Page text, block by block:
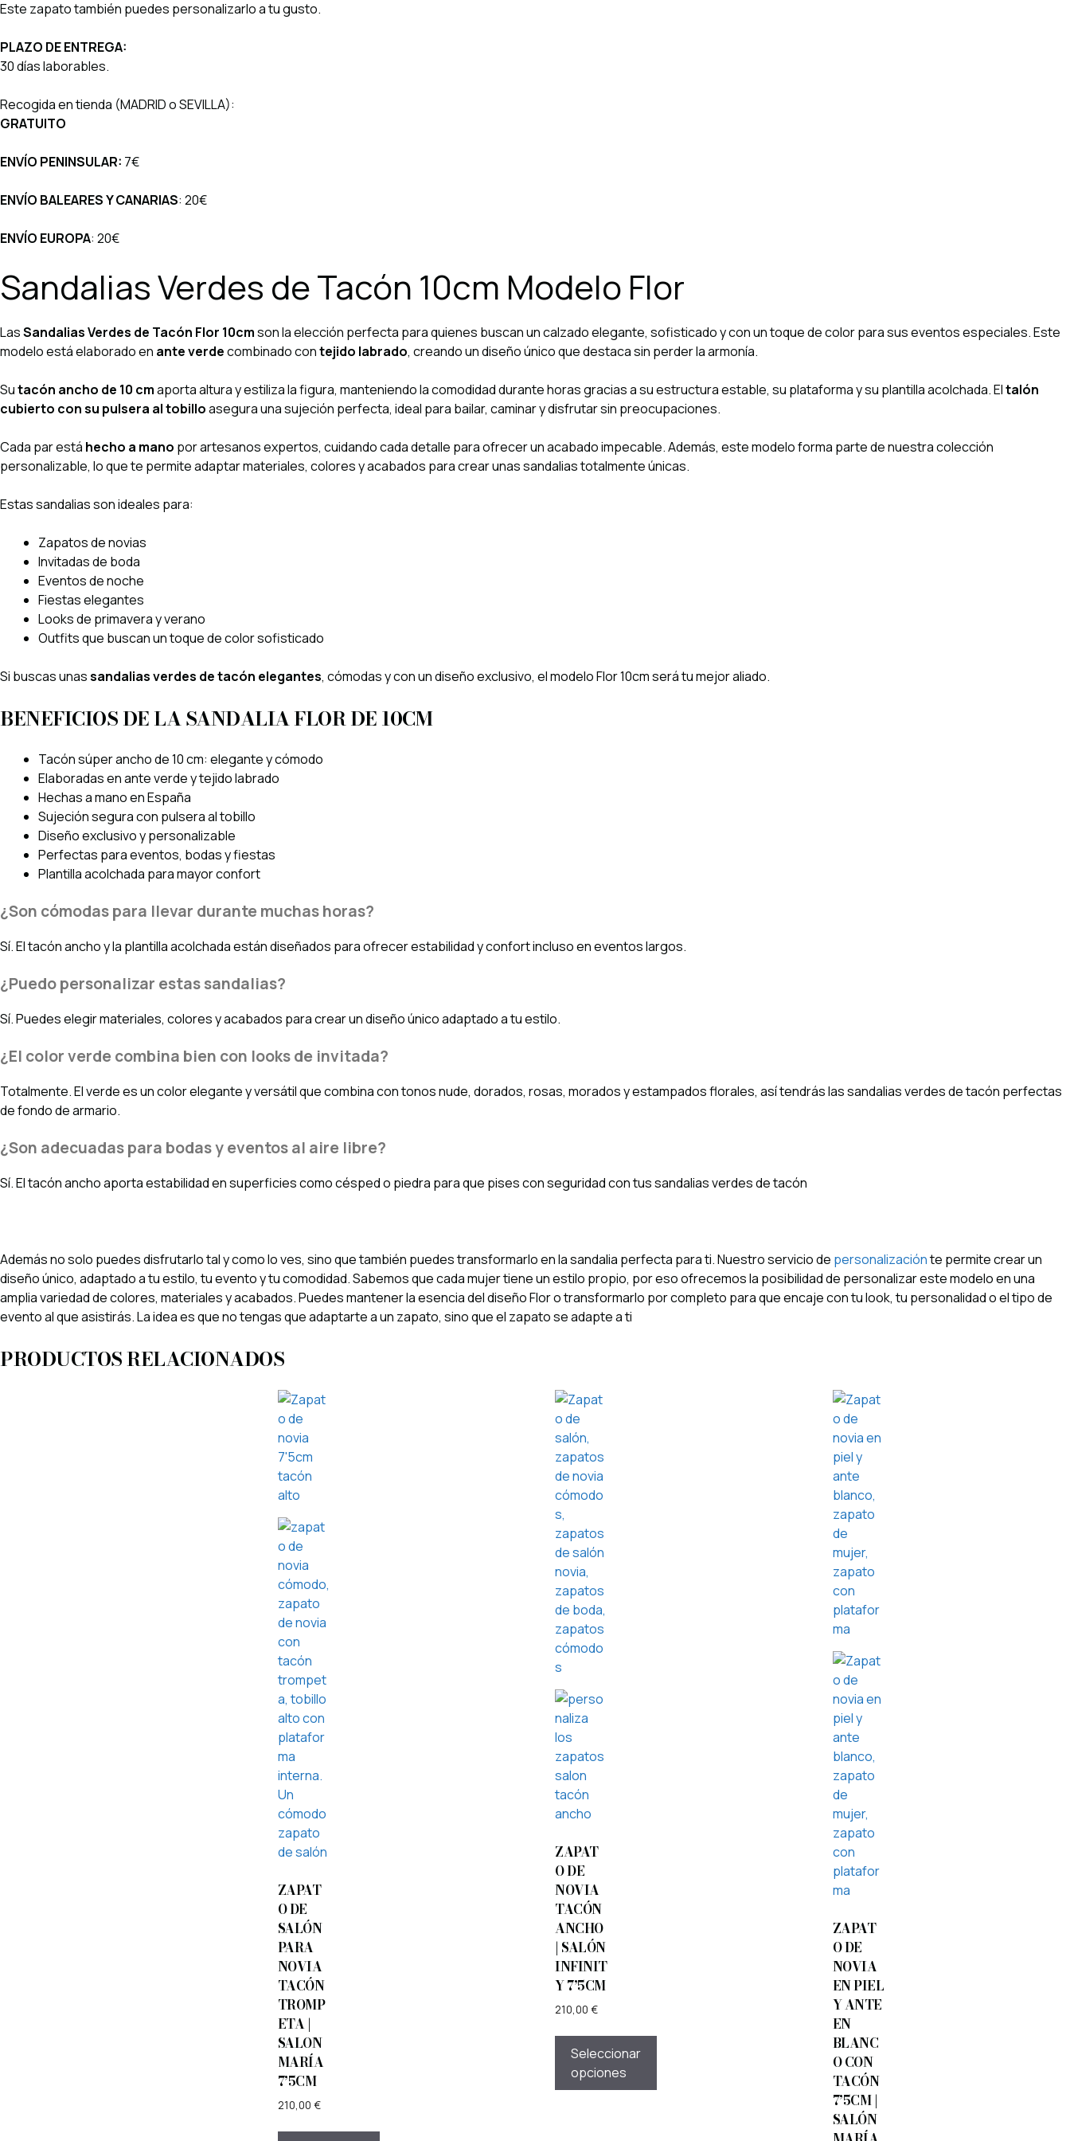
Este zapato también puedes personalizarlo a tu gusto.
PLAZO DE ENTREGA:
30 días laborables.
Recogida en tienda (MADRID o SEVILLA):
GRATUITO
ENVÍO PENINSULAR: 7€
ENVÍO BALEARES Y CANARIAS: 20€
ENVÍO EUROPA: 20€
Sandalias Verdes de Tacón 10cm Modelo Flor
LasSandalias Verdes de Tacón Flor 10cmson la elección perfecta para quienes buscan un calzado elegante, sofisticado y con un toque de color para sus eventos especiales. Este
modelo está elaborado en ante verdecombinado contejido labrado, creando un diseño único que destaca sin perder la armonía.
Sutacón ancho de 10 cmaporta altura y estiliza la figura, manteniendo la comodidad durante horas gracias a su estructura estable, su plataforma y su plantilla acolchada. Eltalón
cubierto con su pulsera al tobilloasegura una sujeción perfecta, ideal para bailar, caminar y disfrutar sin preocupaciones.
Cada par está hecho a mano por artesanos expertos, cuidando cada detalle para ofrecer un acabado impecable. Además, este modelo forma parte de nuestra colección
personalizable, lo que te permite adaptar materiales, colores y acabados para crear unas sandalias totalmente únicas.
Estas sandalias son ideales para:
Zapatos de novias
Invitadas de boda
Eventos de noche
Fiestas elegantes
Looks de primavera y verano
Outfits que buscan un toque de color sofisticado
Si buscas unassandalias verdes de tacón elegantes, cómodas y con un diseño exclusivo, el modelo Flor 10cm será tu mejor aliado.
BENEFICIOS DE LA SANDALIA FLOR DE 10CM
Tacón súper ancho de 10 cm: elegante y cómodo
Elaboradas en ante verde y tejido labrado
Hechas a mano en España
Sujeción segura con pulsera al tobillo
Diseño exclusivo y personalizable
Perfectas para eventos, bodas y fiestas
Plantilla acolchada para mayor confort
¿Son cómodas para llevar durante muchas horas?
Sí. El tacón ancho y la plantilla acolchada están diseñados para ofrecer estabilidad y confort incluso en eventos largos.
¿Puedo personalizar estas sandalias?
Sí. Puedes elegir materiales, colores y acabados para crear un diseño único adaptado a tu estilo.
¿El color verde combina bien con looks de invitada?
Totalmente. El verde es un color elegante y versátil que combina con tonos nude, dorados, rosas, morados y estampados florales, así tendrás las sandalias verdes de tacón perfectas
de fondo de armario.
¿Son adecuadas para bodas y eventos al aire libre?
Sí. El tacón ancho aporta estabilidad en superficies como césped o piedra para que pises con seguridad con tus sandalias verdes de tacón
Además no solo puedes disfrutarlo tal y como lo ves, sino que también puedes transformarlo en la sandalia perfecta para ti. Nuestro servicio de personalizaciónte permite crear un
diseño único, adaptado a tu estilo, tu evento y tu comodidad. Sabemos que cada mujer tiene un estilo propio, por eso ofrecemos la posibilidad de personalizar este modelo en una
amplia variedad de colores, materiales y acabados. Puedes mantener la esencia del diseño Flor o transformarlo por completo para que encaje con tu look, tu personalidad o el tipo de
evento al que asistirás. La idea es que no tengas que adaptarte a un zapato, sino que el zapato se adapte a ti
PRODUCTOS RELACIONADOS
ZAPAT
O DE
SALÓN
PARA
NOVIA
TACÓN
TROMP
ETA |
SALON
MARÍA
7’5CM
210,00 €
ZAPAT
O DE
NOVIA
TACÓN
ANCHO
| SALÓN
INFINIT
Y 7’5CM
210,00 €
Seleccionar
opciones
ZAPAT
O DE
NOVIA
EN PIEL
Y ANTE
EN
BLANC
O CON
TACÓN
7’5CM |
SALÓN